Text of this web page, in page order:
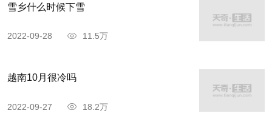
道，直奔黄河岸边，最后驱车跳进黄河……
当追杀的骑兵赶到，见黄河里漂着一辆宫车，
去了。
雪乡什么时候下雪
2022-09-28 11.5万
越南10月很冷吗
2022-09-27 18.2万